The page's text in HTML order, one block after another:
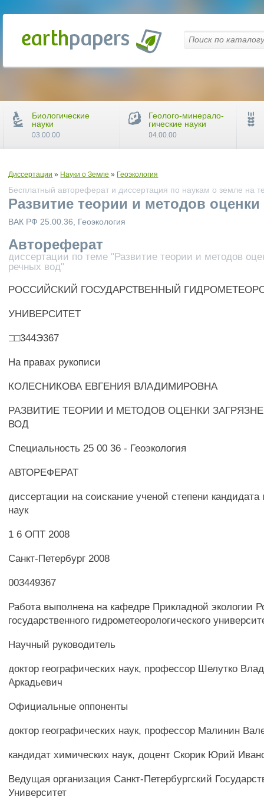
Диссертации » Науки о Земле » Геоэкология
Бесплатный автореферат и диссертация по наукам о земле на
Развитие теории и методов
ВАК РФ 25.00.36, Геоэкология
Автореферат
диссертации по теме "Развитие теории и методов
речных вод"
РОССИЙСКИЙ ГОСУДАРСТВЕННЫЙ
УНИВЕРСИТЕТ
□□344Э367
На правах рукописи
КОЛЕСНИКОВА ЕВГЕНИЯ ВЛАДИМИРОВНА
РАЗВИТИЕ ТЕОРИИ И МЕТОДОВ ОЦЕНКИ
ВОД
Специальность 25 00 36 - Геоэкология
АВТОРЕФЕРАТ
диссертации на соискание ученой степени кандидата
наук
1 6 ОПТ 2008
Санкт-Петербург 2008
003449367
Работа выполнена на кафедре Прикладной экологии
государственного гидрометеорологического
Научный руководитель
доктор географических наук, профессор Шелутко
Аркадьевич
Официальные оппоненты
доктор географических наук, профессор Малинин
кандидат химических наук, доцент Скорик Юрий
Ведущая организация Санкт-Петербургский
Университет
Биологические
науки
03.00.00
Геолого-минерало-
гические науки
04.00.00